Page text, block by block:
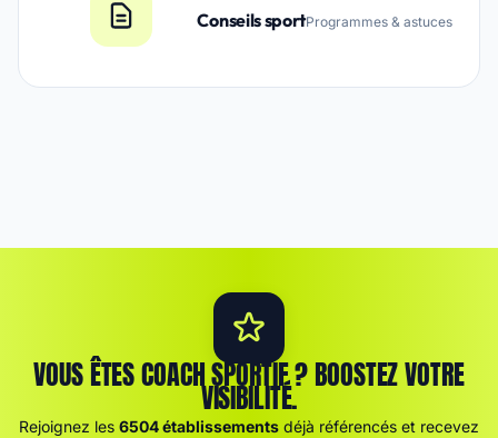
Conseils sportProgrammes & astuces
VOUS ÊTES COACH SPORTIF ? BOOSTEZ VOTRE
VISIBILITÉ.
Rejoignez les 6504 établissements déjà référencés et recevez